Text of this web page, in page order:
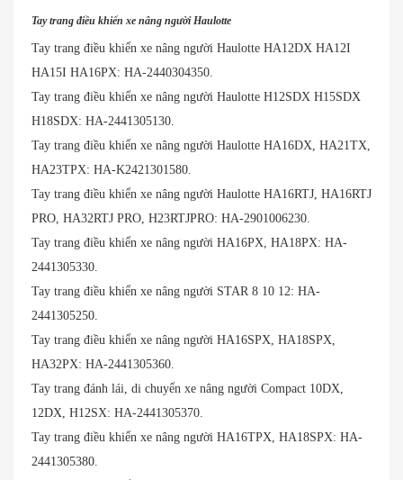
Tay trang điều khiển xe nâng người Haulotte
Tay trang điều khiển xe nâng người Haulotte HA12DX HA12I
HA15I HA16PX: HA-2440304350.
Tay trang điều khiển xe nâng người Haulotte H12SDX H15SDX
H18SDX: HA-2441305130.
Tay trang điều khiển xe nâng người Haulotte HA16DX, HA21TX,
HA23TPX: HA-K2421301580.
Tay trang điều khiển xe nâng người Haulotte HA16RTJ, HA16RTJ
PRO, HA32RTJ PRO, H23RTJPRO: HA-2901006230.
Tay trang điều khiển xe nâng người HA16PX, HA18PX: HA-
2441305330.
Tay trang điều khiển xe nâng người STAR 8 10 12: HA-
2441305250.
Tay trang điều khiển xe nâng người HA16SPX, HA18SPX,
HA32PX: HA-2441305360.
Tay trang đánh lái, di chuyển xe nâng người Compact 10DX,
12DX, H12SX: HA-2441305370.
Tay trang điều khiển xe nâng người HA16TPX, HA18SPX: HA-
2441305380.